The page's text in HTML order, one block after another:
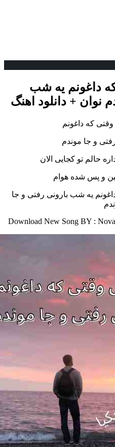
یه شب
+ دانلود اهنگ
داغونم
موندم
تو کجایی الان
شده هوام
شب بارونی رفتی و جا
Download New Song BY